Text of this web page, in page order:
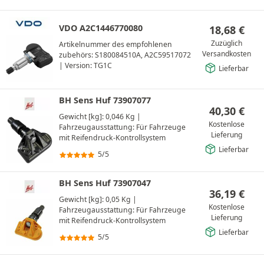
VDO A2C1446770080
Artikelnummer des empfohlenen
zubehörs: S180084510A, A2C59517072
| Version: TG1C
18,68 €
Zuzüglich
Versandkosten
Lieferbar
BH Sens Huf 73907077
5/5
Gewicht [kg]: 0,046 Kg |
Fahrzeugausstattung: Für Fahrzeuge
mit Reifendruck-Kontrollsystem
40,30 €
Kostenlose
Lieferung
Lieferbar
BH Sens Huf 73907047
5/5
Gewicht [kg]: 0,05 Kg |
Fahrzeugausstattung: Für Fahrzeuge
mit Reifendruck-Kontrollsystem
36,19 €
Kostenlose
Lieferung
Lieferbar